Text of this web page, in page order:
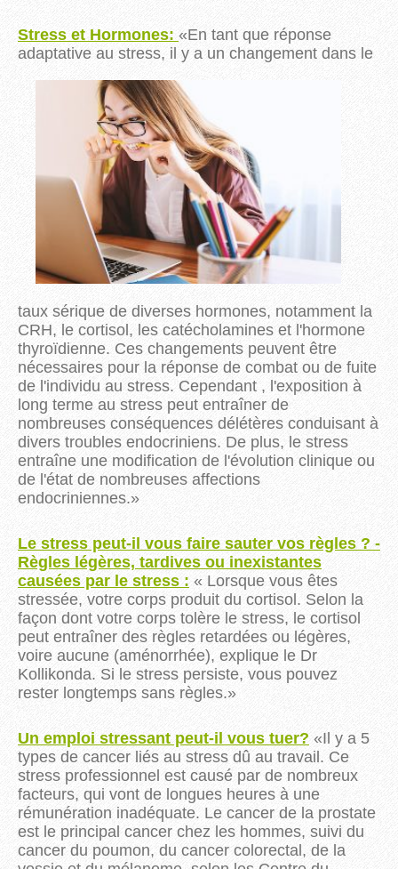
Stress et Hormones: «En tant que réponse
adaptative au stress, il y a un changement dans le
taux sérique de diverses hormones, notamment la
CRH, le cortisol, les catécholamines et l'hormone
thyroïdienne. Ces changements peuvent être
nécessaires pour la réponse de combat ou de fuite
de l'individu au stress. Cependant , l'exposition à
long terme au stress peut entraîner de
nombreuses conséquences délétères conduisant à
divers troubles endocriniens. De plus, le stress
entraîne une modification de l'évolution clinique ou
de l'état de nombreuses affections
endocriniennes.»
Le stress peut-il vous faire sauter vos règles ? -
Règles légères, tardives ou inexistantes
causées par le stress : « Lorsque vous êtes
stressée, votre corps produit du cortisol. Selon la
façon dont votre corps tolère le stress, le cortisol
peut entraîner des règles retardées ou légères,
voire aucune (aménorrhée), explique le Dr
Kollikonda. Si le stress persiste, vous pouvez
rester longtemps sans règles.»
Un emploi stressant peut-il vous tuer? «Il y a 5
types de cancer liés au stress dû au travail. Ce
stress professionnel est causé par de nombreux
facteurs, qui vont de longues heures à une
rémunération inadéquate. Le cancer de la prostate
est le principal cancer chez les hommes, suivi du
cancer du poumon, du cancer colorectal, de la